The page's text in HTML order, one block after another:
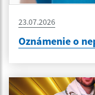
23.07.2026
Oznámenie o